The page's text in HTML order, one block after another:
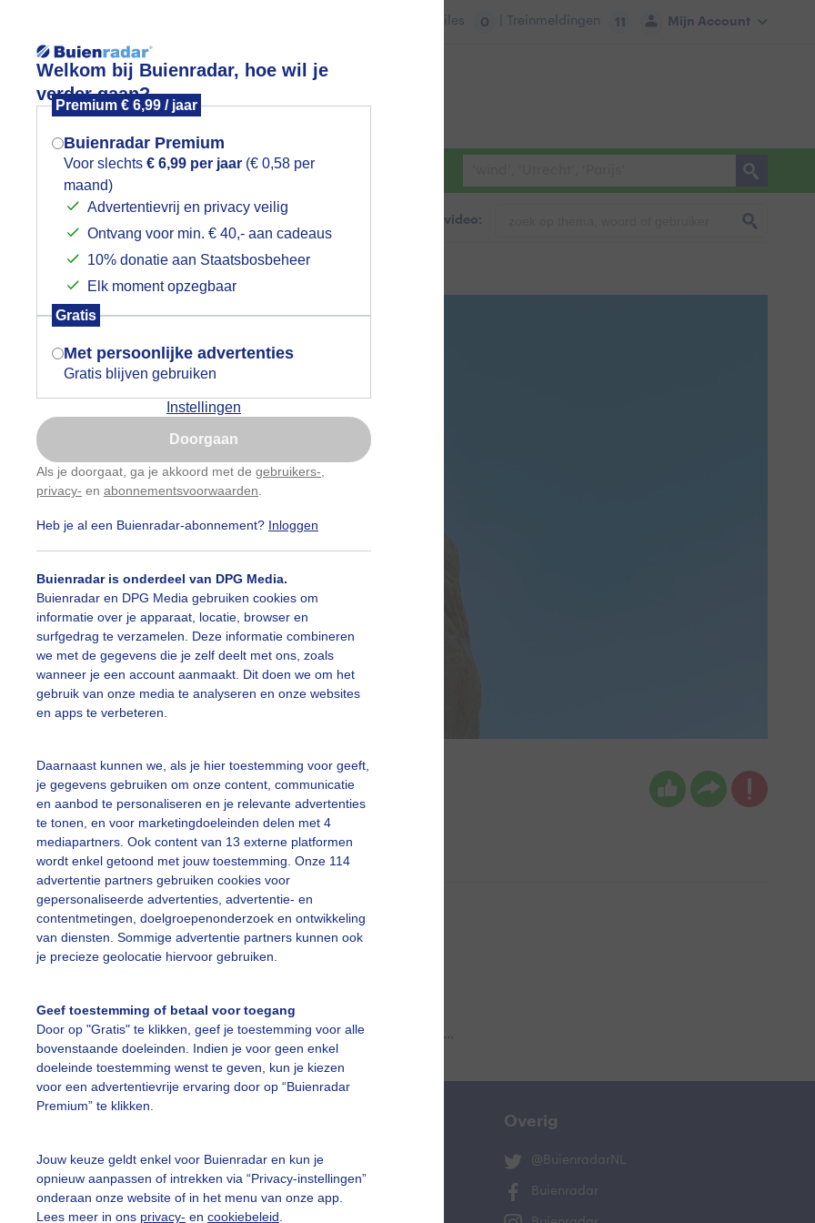
Welkom bij Buienradar, hoe wil je
verder gaan?
Premium € 6,99 / jaar
Buienradar Premium
Voor slechts € 6,99 per jaar (€ 0,58 per
maand)
Advertentievrij en privacy veilig
Ontvang voor min. € 40,- aan cadeaus
10% donatie aan Staatsbosbeheer
Elk moment opzegbaar
Gratis
Met persoonlijke advertenties
Gratis blijven gebruiken
Instellingen
Doorgaan
Als je doorgaat, ga je akkoord met de gebruikers-
privacy- en abonnementsvoorwaarden
Heb je al een Buienradar-abonnement? Inloggen
Buienradar is onderdeel van DPG Media.
Buienradar en DPG Media gebruiken cookies om
informatie over je apparaat, locatie, browser en
surfgedrag te verzamelen. Deze informatie combineren
we met de gegevens die je zelf deelt met ons, zoals
wanneer je een account aanmaakt. Dit doen we om het
gebruik van onze media te analyseren en onze websites
en apps te verbeteren.
Daarnaast kunnen we, als je hier toestemming voor geeft,
je gegevens gebruiken om onze content, communicatie
en aanbod te personaliseren en je relevante advertenties
te tonen, en voor marketingdoeleinden delen met 4
mediapartners. Ook content van 13 externe platformen
wordt enkel getoond met jouw toestemming. Onze 114
advertentie partners gebruiken cookies voor
gepersonaliseerde advertenties, advertentie- en
contentmetingen, doelgroepenonderzoek en ontwikkeling
van diensten. Sommige advertentie partners kunnen ook
je precieze geolocatie hiervoor gebruiken.
Geef toestemming of betaal voor toegang
Door op "Gratis" te klikken, geef je toestemming voor alle
bovenstaande doeleinden. Indien je voor geen enkel
doeleinde toestemming wenst te geven, kun je kiezen
voor een advertentievrije ervaring door op “Buienradar
Premium” te klikken.
Jouw keuze geldt enkel voor Buienradar en kun je
opnieuw aanpassen of intrekken via “Privacy-instellingen”
onderaan onze website of in het menu van onze app.
Lees meer in ons privacy- en cookiebeleid
Mijn Account
Files 0 | Treinmeldingen 11
Foto en video Weerzine
Zoeken in foto & video:
glimlach
Marco Croese Gemaakt: 29-08-2025, 93x bekeken
Zomer Wolken
slideshow
Een moment geduld aub...
vragen
De Bilt
Overig
@BuienradarNL
Buienradar
Mogen we je locatie gebruiken voor
het weer?
Indien je hier nog geen akkoord op hebt
gegeven, verschijnt er zo een pop-up uit
je browser waarin deze toestemming
gevraagd wordt.
Is goed, toon de popup
Nu niet, misschien later
Gebruik je Safari en wil je niet elke dag deze pop-up
Klikhierom dit aan te passen